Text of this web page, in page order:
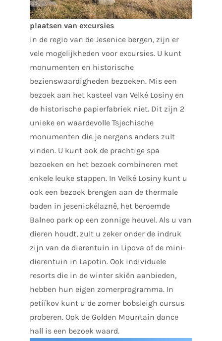
plaatsen van excursies
in de regio van de Jesenice bergen, zijn er
vele mogelijkheden voor excursies. U kunt
monumenten en historische
bezienswaardigheden bezoeken. Mis een
bezoek aan het kasteel van Velké Losiny en
de historische papierfabriek niet. Dit zijn 2
unieke en waardevolle Tsjechische
monumenten die je nergens anders zult
vinden. U kunt ook de prachtige spa
bezoeken en het bezoek combineren met
enkele leuke stappen. In Velké Losiny kunt u
ook een bezoek brengen aan de thermale
baden in jesenickélazně, het beroemde
Balneo park op een zonnige heuvel. Als u van
dieren houdt, zult u zeker onder de indruk
zijn van de dierentuin in Lipova of de mini-
dierentuin in Lapotin. Ook individuele
resorts die in de winter skiën aanbieden,
hebben hun eigen zomerprogramma. In
petííkov kunt u de zomer bobsleigh cursus
proberen. Ook de Golden Mountain dance
hall is een bezoek waard.